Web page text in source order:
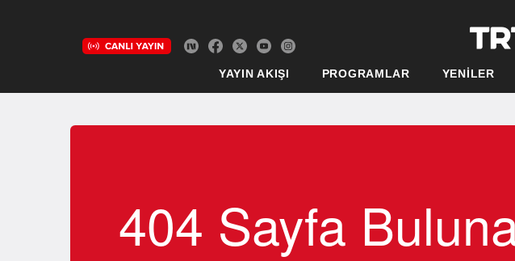
YAYIN AKIŞI PROGRAMLAR YENİLER
404 Sayfa